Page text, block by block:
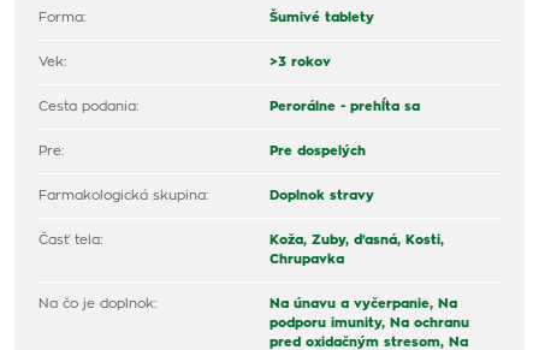
Forma: Šumivé tablety
Vek: >3 rokov
Cesta podania: Perorálne - prehĺta sa
Pre: Pre dospelých
Farmakologická skupina: Doplnok stravy
Časť tela: Koža, Zuby, ďasná, Kosti,
Chrupavka
Na čo je doplnok: Na únavu a vyčerpanie, Na
podporu imunity, Na ochranu
pred oxidačným stresom, Na